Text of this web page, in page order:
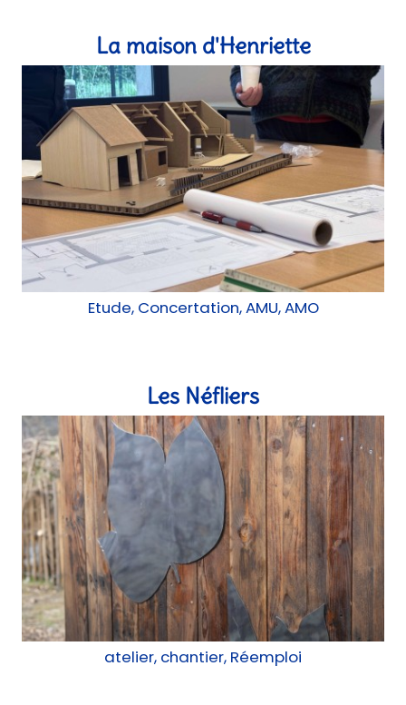
Etude, Concertation, AMU, AMO
Les Néfliers
atelier, chantier, Réemploi
Base de Vie